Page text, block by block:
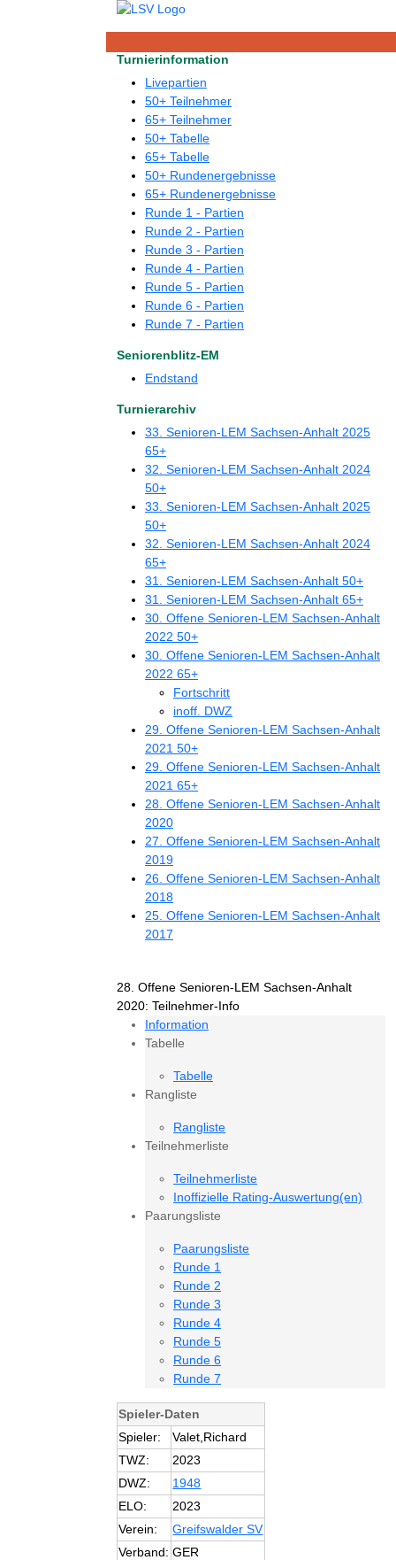
Turnierinformation
Livepartien
50+ Teilnehmer
65+ Teilnehmer
50+ Tabelle
65+ Tabelle
50+ Rundenergebnisse
65+ Rundenergebnisse
Runde 1 - Partien
Runde 2 - Partien
Runde 3 - Partien
Runde 4 - Partien
Runde 5 - Partien
Runde 6 - Partien
Runde 7 - Partien
Seniorenblitz-EM
Endstand
Turnierarchiv
33. Senioren-LEM Sachsen-Anhalt 2025
65+
32. Senioren-LEM Sachsen-Anhalt 2024
50+
33. Senioren-LEM Sachsen-Anhalt 2025
50+
32. Senioren-LEM Sachsen-Anhalt 2024
65+
31. Senioren-LEM Sachsen-Anhalt 50+
31. Senioren-LEM Sachsen-Anhalt 65+
30. Offene Senioren-LEM Sachsen-Anhalt
2022 50+
30. Offene Senioren-LEM Sachsen-Anhalt
2022 65+
Fortschritt
inoff. DWZ
29. Offene Senioren-LEM Sachsen-Anhalt
2021 50+
29. Offene Senioren-LEM Sachsen-Anhalt
2021 65+
28. Offene Senioren-LEM Sachsen-Anhalt
2020
27. Offene Senioren-LEM Sachsen-Anhalt
2019
26. Offene Senioren-LEM Sachsen-Anhalt
2018
25. Offene Senioren-LEM Sachsen-Anhalt
2017
28. Offene Senioren-LEM Sachsen-Anhalt
2020: Teilnehmer-Info
Information
Tabelle
Tabelle
Rangliste
Rangliste
Teilnehmerliste
Teilnehmerliste
Inoffizielle Rating-Auswertung(en)
Paarungsliste
Paarungsliste
Runde 1
Runde 2
Runde 3
Runde 4
Runde 5
Runde 6
Runde 7
Spieler-Daten
Spieler:
Valet,Richard
TWZ:
2023
DWZ:
1948
ELO:
2023
Verein:
Greifswalder SV
Verband: GER